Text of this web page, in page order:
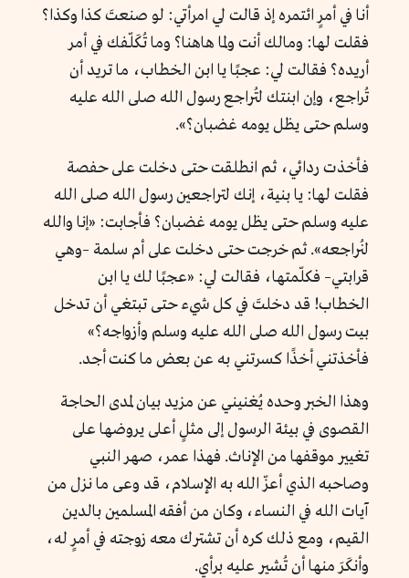
أنا في أمرٍ ائتمره إذ قالت لي امرأتي: لو صنعتَ كذا وكذا؟
فقلت لها: ومالك أنت ولما هاهنا؟ وما تُكَلّفك في أمر
أريده؟ فقالت لي: عجبًا يا ابن الخطاب، ما تريد أن
تُراجع، وإن ابنتك لتُراجع رسول الله صلى الله عليه
وسلم حتى يظل يومه غضبان؟».
فأخذت ردائي، ثم انطلقت حتى دخلت على حفصة
فقلت لها: يا بنية، إنك لتراجعين رسول الله صلى الله
عليه وسلم حتى يظل يومه غضبان؟ فأجابت: «إنا والله
لنُراجعه». ثم خرجت حتى دخلت على أم سلمة –وهي
قرابتي– فكلّمتها، فقالت لي: «عجبًا لك يا ابن
الخطاب! قد دخلتَ في كل شيء حتى تبتغي أن تدخل
بيت رسول الله صلى الله عليه وسلم وأزواجه؟»
فأخذتني أخذًا كسرتني به عن بعض ما كنت أجد.
وهذا الخبر وحده يُغنيني عن مزيد بيان لمدى الحاجة
القصوى في بيئة الرسول إلى مثلٍ أعلى يروضها على
تغيير موقفها من الإناث. فهذا عمر، صهر النبي
وصاحبه الذي أعزّ الله به الإسلام، قد وعى ما نزل من
آيات الله في النساء، وكان من أفقه المسلمين بالدين
القيم، ومع ذلك كره أن تشترك معه زوجته في أمرٍ له،
وأنكَرَ منها أن تُشير عليه برأي.